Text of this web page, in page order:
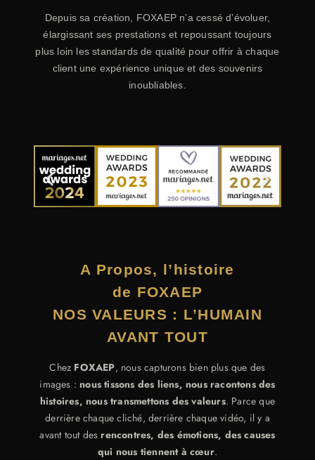
Depuis sa création, FOXAEP n’a cessé d’évoluer,
élargissant ses prestations et repoussant toujours
plus loin les standards de qualité pour offrir à chaque
client une expérience unique et des souvenirs
inoubliables.
A Propos, l’histoire
de FOXAEP
NOS VALEURS : L’HUMAIN
AVANT TOUT
Chez FOXAEP, nous capturons bien plus que des
images :nous tissons des liens, nous racontons des
histoires, nous transmettons des valeurs. Parce que
derrière chaque cliché, derrière chaque vidéo, il y a
avant tout desrencontres, des émotions, des causes
qui nous tiennent à cœur.